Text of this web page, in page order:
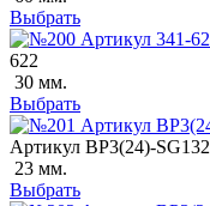
Выбрать
622
30 мм.
Выбрать
Артикул BP3(24)-SG132
23 мм.
Выбрать